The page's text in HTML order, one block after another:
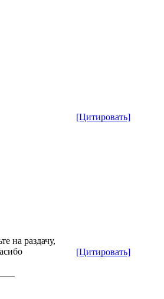
[Цитировать]
[Цитировать]
на раздачу,